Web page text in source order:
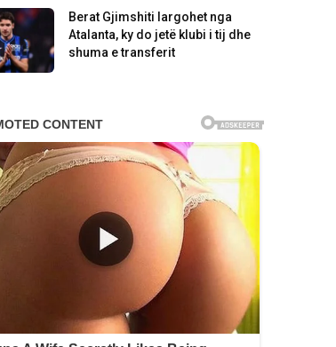
Berat Gjimshiti largohet nga
Atalanta, ky do jetë klubi i tij dhe
shuma e transferit